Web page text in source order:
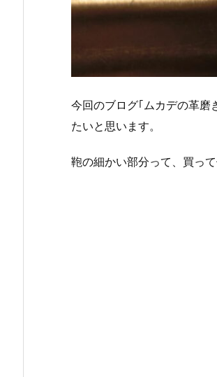
今回のブログ｢ムカデの革磨
たいと思います。
鞄の細かい部分って、買っ